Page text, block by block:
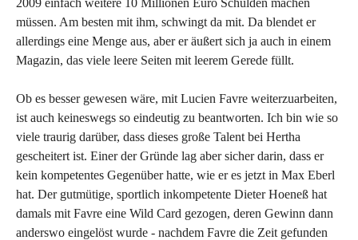
müssen. Am besten mit ihm, schwingt da mit. Da blendet er
allerdings eine Menge aus, aber er äußert sich ja auch in einem
Magazin, das viele leere Seiten mit leerem Gerede füllt.
Ob es besser gewesen wäre, mit Lucien Favre weiterzuarbeiten,
ist auch keineswegs so eindeutig zu beantworten. Ich bin wie so
viele traurig darüber, dass dieses große Talent bei Hertha
gescheitert ist. Einer der Gründe lag aber sicher darin, dass er
kein kompetentes Gegenüber hatte, wie er es jetzt in Max Eberl
hat. Der gutmütige, sportlich inkompetente Dieter Hoeneß hat
damals mit Favre eine Wild Card gezogen, deren Gewinn dann
anderswo eingelöst wurde - nachdem Favre die Zeit gefunden